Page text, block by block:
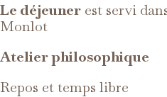
Le déjeuner est servi
Monlot
Atelier philosophique
Repos et temps libre